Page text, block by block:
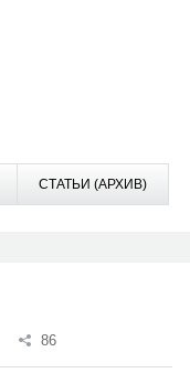
СТАТЬИ (АРХИВ)
86